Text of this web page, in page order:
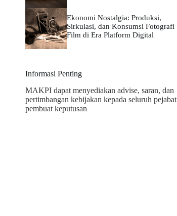
Ekonomi Nostalgia: Produksi,
Sirkulasi, dan Konsumsi Fotografi
Film di Era Platform Digital
Informasi Penting
MAKPI dapat menyediakan advise, saran, dan
pertimbangan kebijakan kepada seluruh pejabat
pembuat keputusan